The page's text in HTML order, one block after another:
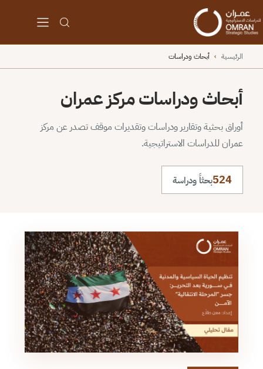
الرئيسية › أبحاث ودراسات
أبحاث ودراسات مركز عمران
أوراق بحثية وتقارير ودراسات وتقديرات موقف تصدر عن مركز
عمران للدراسات الاستراتيجية.
524بحثاً ودراسة